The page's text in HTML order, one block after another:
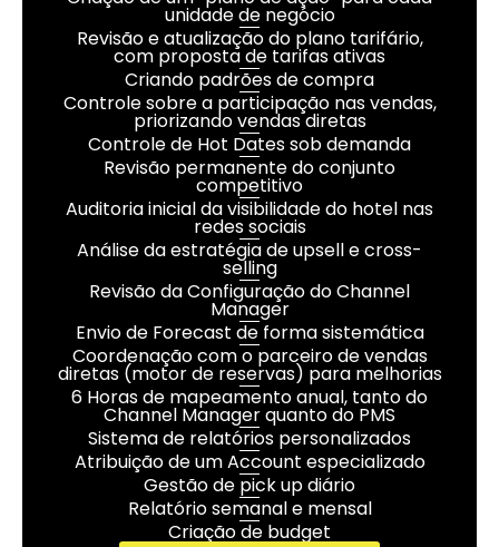
unidade de negócio
Revisão e atualização do plano tarifário,
com proposta de tarifas ativas
Criando padrões de compra
Controle sobre a participação nas vendas,
priorizando vendas diretas
Controle de Hot Dates sob demanda
Revisão permanente do conjunto
competitivo
Auditoria inicial da visibilidade do hotel nas
redes sociais
Análise da estratégia de upsell e cross-
selling
Revisão da Configuração do Channel
Manager
Envio de Forecast de forma sistemática
Coordenação com o parceiro de vendas
diretas (motor de reservas) para melhorias
6 Horas de mapeamento anual, tanto do
Channel Manager quanto do PMS
Sistema de relatórios personalizados
Atribuição de um Account especializado
Gestão de pick up diário
Relatório semanal e mensal
Criação de budget